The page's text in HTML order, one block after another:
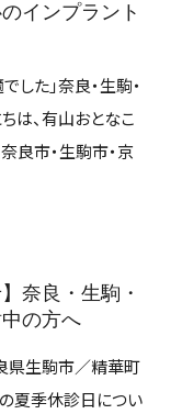
インプラント
した」奈良・生駒・
は、有山おとなこ
良市・生駒市・京
奈良・生駒・
の方へ
県生駒市／精華町
の夏季休診日につい